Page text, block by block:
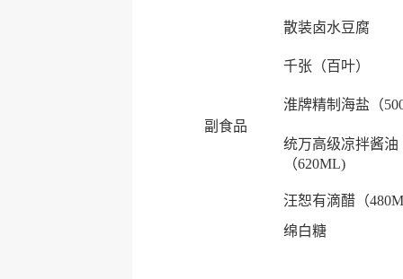
副食品
散装卤水豆腐
千张（百叶）
淮牌精制海盐（
统万高级凉拌酱油
（620ML)
汪恕有滴醋（
绵白糖